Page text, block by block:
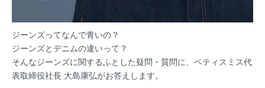
ジーンズってなんで青いの？
ジーンズとデニムの違いって？
そんなジーンズに関するふとした疑問・質問に、ベティスミス代
表取締役社長 大島康弘がお答えします。